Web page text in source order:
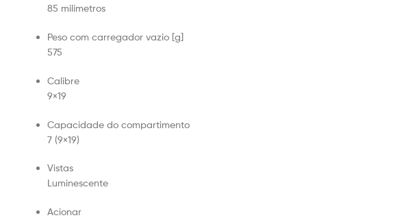
85 milímetros
Peso com carregador vazio [g]
575
Calibre
9×19
Capacidade do compartimento
7 (9×19)
Vistas
Luminescente
Acionar